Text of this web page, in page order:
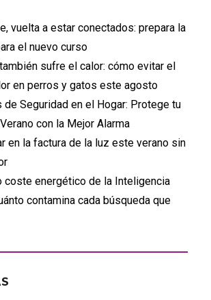
vuelta a estar conectados: prepara la
el nuevo curso
sufre el calor: cómo evitar el
en perros y gatos este agosto
de Seguridad en el Hogar: Protege tu
con la Mejor Alarma
en la factura de la luz este verano sin
coste energético de la Inteligencia
contamina cada búsqueda que